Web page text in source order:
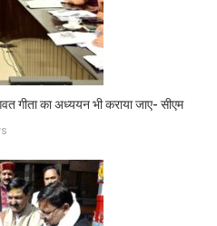
गीता का अध्ययन भी कराया जाए- सीएम